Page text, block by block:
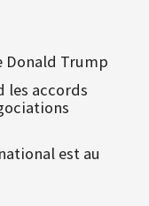
Donald Trump
les accords
est au